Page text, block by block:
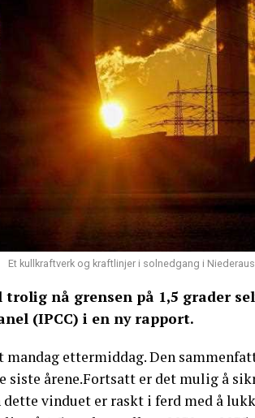
Et kullkraftverk og kraftlinjer i solnedgang i
nå grensen på 1,5 grader
(IPCC) i en ny rapport.
ettermiddag. Den
siste årene.Fortsatt er det mulig å
vinduet er raskt i ferd med å